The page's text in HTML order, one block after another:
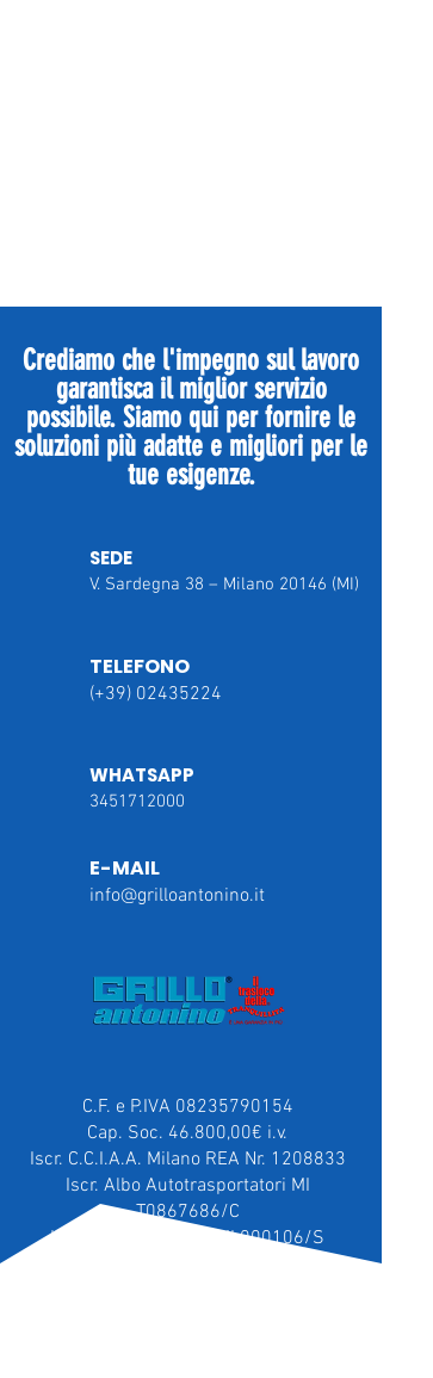
Crediamo che l'impegno sul lavoro
garantisca il miglior servizio
possibile. Siamo qui per fornire le
soluzioni più adatte e migliori per le
tue esigenze.
SEDE
V. Sardegna 38 – Milano 20146 (MI)
TELEFONO
(+39) 02435224
WHATSAPP
3451712000
E-MAIL
info@grilloantonino.it
C.F. e P.IVA 08235790154
Cap. Soc. 46.800,00€ i.v.
Iscr. C.C.I.A.A. Milano REA Nr. 1208833
Iscr. Albo Autotrasportatori MI
T0867686/C
Iscr. Albo Smaltitori MI 000106/S